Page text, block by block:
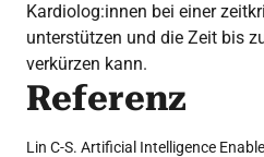
Kardiolog:innen bei einer
unterstützen und die Zeit bis
verkürzen kann.
Referenz
Lin C-S. Artificial Intelligence